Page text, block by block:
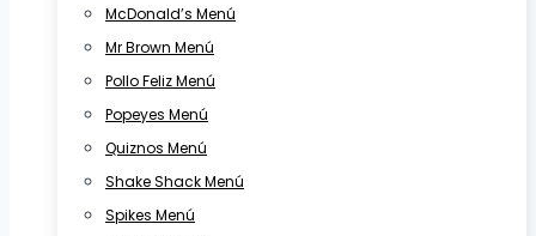
McDonald’s Menú
Mr Brown Menú
Pollo Feliz Menú
Popeyes Menú
Quiznos Menú
Shake Shack Menú
Spikes Menú